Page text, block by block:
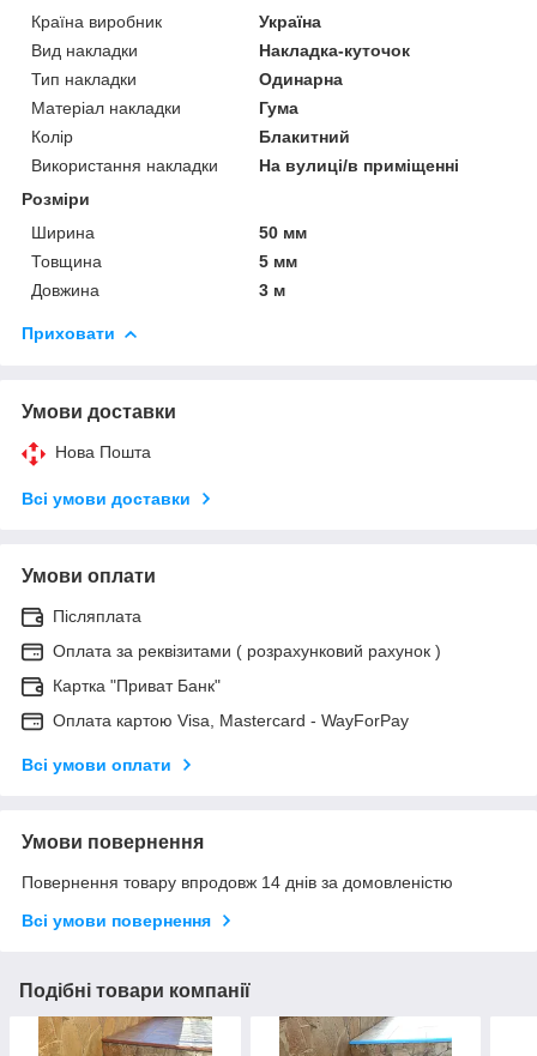
Країна виробник
Україна
Вид накладки
Накладка-куточок
Тип накладки
Одинарна
Матеріал накладки
Гума
Колір
Блакитний
Використання накладки
На вулиці/в приміщенні
Розміри
Ширина
50 мм
Товщина
5 мм
Довжина
3 м
Приховати
Умови доставки
Нова Пошта
Всі умови доставки
Умови оплати
Післяплата
Оплата за реквізитами ( розрахунковий рахунок )
Картка "Приват Банк"
Оплата картою Visa, Mastercard - WayForPay
Всі умови оплати
Умови повернення
Повернення товару впродовж 14 днів за домовленістю
Всі умови повернення
Подібні товари компанії